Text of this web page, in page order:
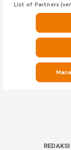
REDAKSI